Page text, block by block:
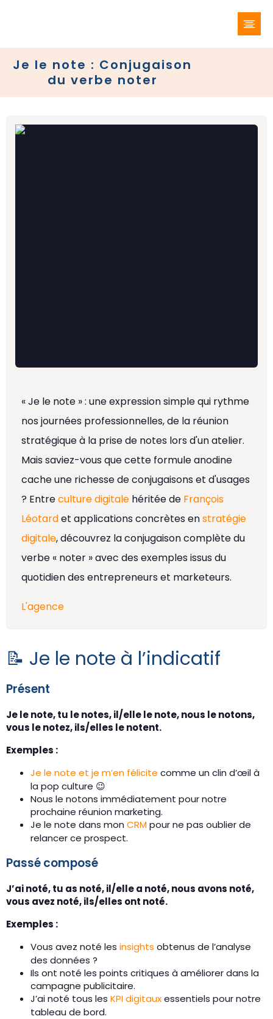
Je le note : Conjugaison
du verbe noter
« Je le note » : une expression simple qui rythme
nos journées professionnelles, de la réunion
stratégique à la prise de notes lors d'un atelier.
Mais saviez-vous que cette formule anodine
cache une richesse de conjugaisons et d'usages
? Entreculture digitale héritée de François
Léotardet applications concrètes enstratégie
digitale, découvrez la conjugaison complète du
verbe « noter » avec des exemples issus du
quotidien des entrepreneurs et marketeurs.
L'agence
📝 Je le note à l’indicatif
Présent
Je le note, tu le notes, il/elle le note, nous le notons,
vous le notez, ils/elles le notent.
Exemples :
Je le note et je m’en félicite comme un clin d’œil à
la pop culture 😉
Nous le notons immédiatement pour notre
prochaine réunion marketing.
Je le note dans mon CRMpour ne pas oublier de
relancer ce prospect.
Passé composé
J’ai noté, tu as noté, il/elle a noté, nous avons noté,
vous avez noté, ils/elles ont noté.
Exemples :
Vous avez noté les insights obtenus de l’analyse
des données ?
Ils ont noté les points critiques à améliorer dans la
campagne publicitaire.
J’ai noté tous les KPI digitauxessentiels pour notre
tableau de bord.